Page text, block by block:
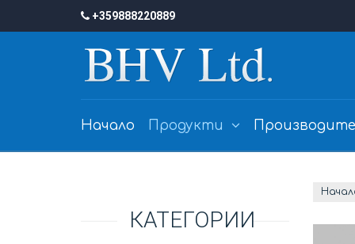
+359888220889
Начало Продукти
КАТЕГОРИИ